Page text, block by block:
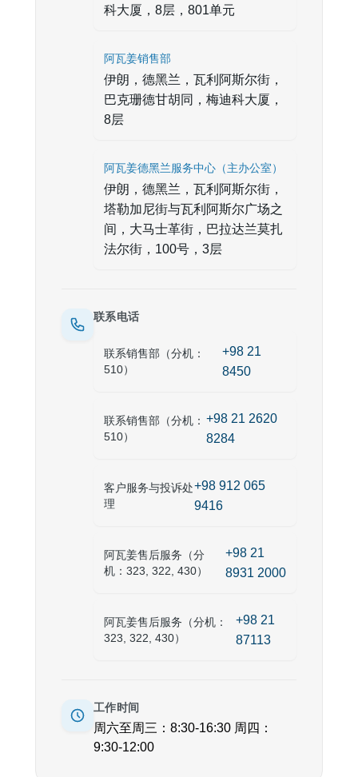
科大厦，8层，801单元
阿瓦姜销售部
伊朗，德黑兰，瓦利阿斯尔街，
巴克珊德甘胡同，梅迪科大厦，
8层
阿瓦姜德黑兰服务中心（主办公室）
伊朗，德黑兰，瓦利阿斯尔街，
塔勒加尼街与瓦利阿斯尔广场之
间，大马士革街，巴拉达兰莫扎
法尔街，100号，3层
联系电话
联系销售部（分机：
510）
+98 21
8450
联系销售部（分机：
510）
+98 21 2620
8284
客户服务与投诉处
理
+98 912 065
9416
阿瓦姜售后服务（分
机：323, 322, 430）
+98 21
8931 2000
阿瓦姜售后服务（分机：
323, 322, 430）
+98 21
87113
工作时间
周六至周三：8:30-16:30 周四：
9:30-12:00